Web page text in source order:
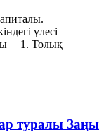
үлесi
1. Толық
туралы Заңы